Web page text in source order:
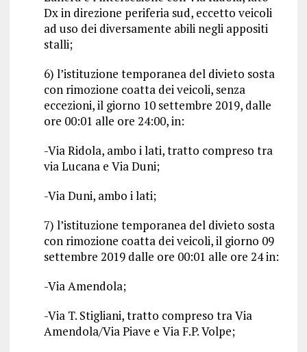
Dx in direzione periferia sud, eccetto veicoli
ad uso dei diversamente abili negli appositi
stalli;
6) l’istituzione temporanea del divieto sosta
con rimozione coatta dei veicoli, senza
eccezioni, il giorno 10 settembre 2019, dalle
ore 00:01 alle ore 24:00, in:
-Via Ridola, ambo i lati, tratto compreso tra
via Lucana e Via Duni;
-Via Duni, ambo i lati;
7) l’istituzione temporanea del divieto sosta
con rimozione coatta dei veicoli, il giorno 09
settembre 2019 dalle ore 00:01 alle ore 24 in:
-Via Amendola;
-Via T. Stigliani, tratto compreso tra Via
Amendola/Via Piave e Via F.P. Volpe;